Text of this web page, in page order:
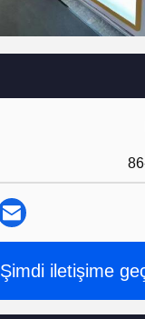
Şimdi iletişime